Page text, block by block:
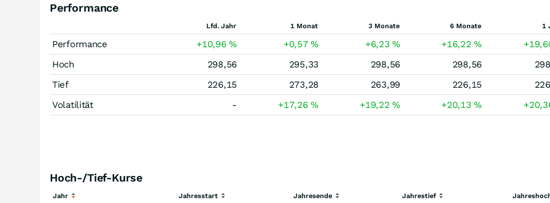
Performance
Lfd. Jahr 1 Monat 3 Monate 6 Monate 1
Performance +10,96% +0,57% +6,23% +16,22%
Hoch
298,56 295,33 298,56 298,56
Tief
226,15 273,28 263,99 226,15
Volatilität
- +17,26% +19,22% +20,13%
Hoch-/Tief-Kurse
Jahr Jahresstart Jahresende Jahrestief